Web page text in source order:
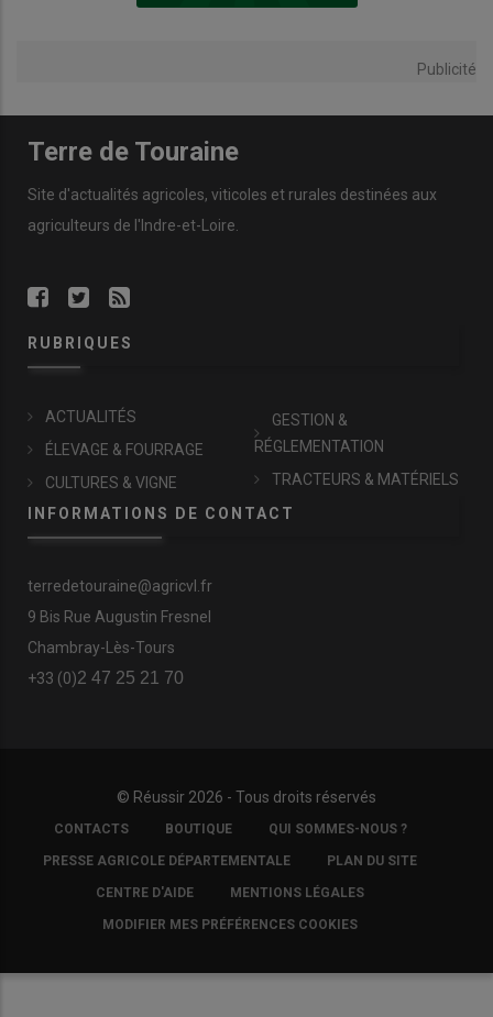
Publicité
Terre de Touraine
Site d'actualités agricoles, viticoles et rurales destinées aux
agriculteurs de l'Indre-et-Loire.
RUBRIQUES
ACTUALITÉS
ÉLEVAGE & FOURRAGE
CULTURES & VIGNE
GESTION &
RÉGLEMENTATION
TRACTEURS & MATÉRIELS
INFORMATIONS DE CONTACT
terredetouraine@agricvl.fr
9 Bis Rue Augustin Fresnel
Chambray-Lès-Tours
+33 (0)2 47 25 21 70
© Réussir 2026 - Tous droits réservés
FOOTER
COPYRIGHT
CONTACTS BOUTIQUE QUI SOMMES-NOUS ?
PRESSE AGRICOLE DÉPARTEMENTALE PLAN DU SITE
CENTRE D'AIDE MENTIONS LÉGALES
MODIFIER MES PRÉFÉRENCES COOKIES